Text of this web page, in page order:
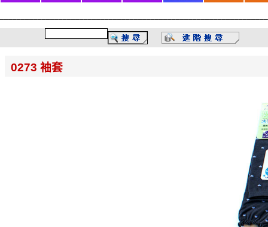
0273 袖套